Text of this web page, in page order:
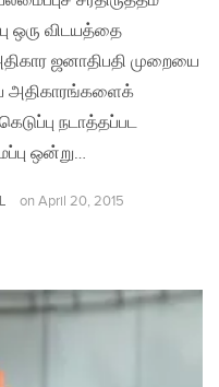
ஒரு விடயத்தை
ஜனாதிபதி முறையை
அதிகாரங்களைக்
நடாத்தப்பட
ஒன்று…
on April 20, 2015